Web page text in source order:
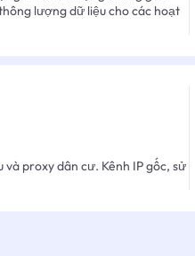
lượng dữ liệu cho các hoạt
proxy dân cư. Kênh IP gốc, sử